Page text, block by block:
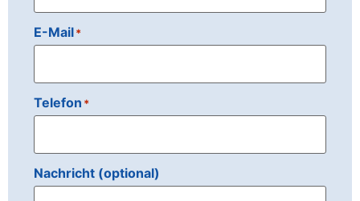
E-Mail*
Telefon *
Nachricht (optional)